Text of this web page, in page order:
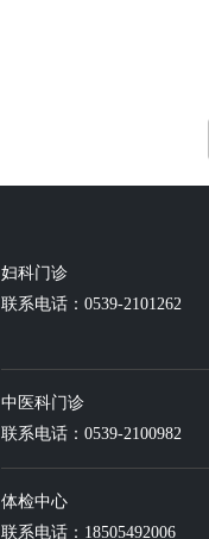
妇科门诊
联系电话：0539-2101262
中医科门诊
联系电话：0539-2100982
体检中心
联系电话：18505492006